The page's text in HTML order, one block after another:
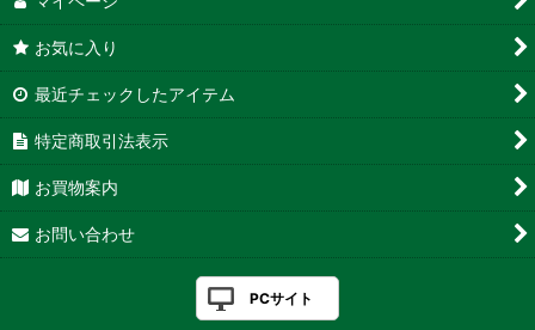
お気に入り
最近チェックしたアイテム
特定商取引法表示
お買物案内
お問い合わせ
PCサイト